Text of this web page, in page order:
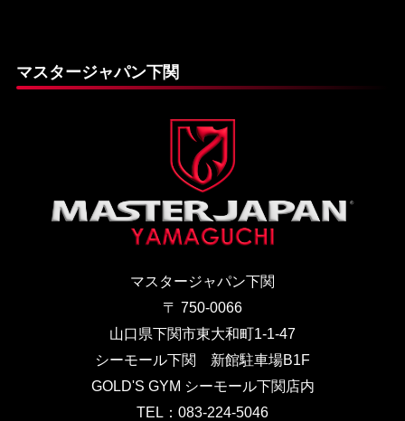
マスタージャパン下関
マスタージャパン下関
〒 750-0066
山口県下関市東大和町1-1-47
シーモール下関 新館駐車場B1F
GOLD'S GYM シーモール下関店内
TEL：083-224-5046